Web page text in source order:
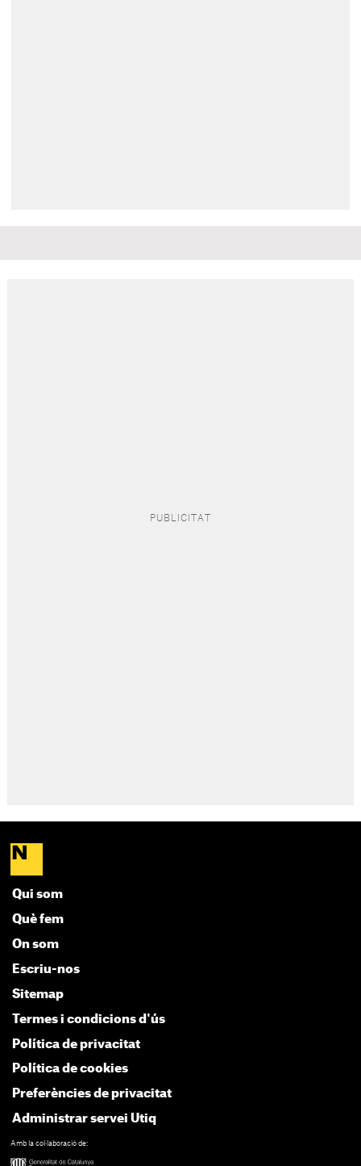
Qui som
Què fem
On som
Escriu-nos
Sitemap
Termes i condicions d'ús
Política de privacitat
Política de cookies
Preferències de privacitat
Administrar servei Utiq
Amb la col·laboració de: